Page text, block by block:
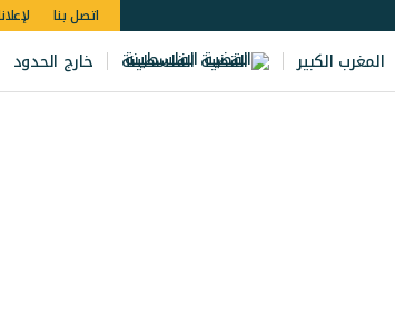
اتصل بنا
المغرب الكبير القضية الفلسطينة خارج الحدود